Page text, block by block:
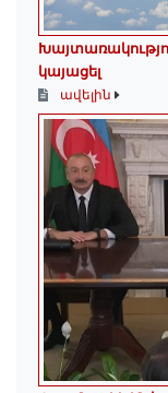
կայացել
ավելին